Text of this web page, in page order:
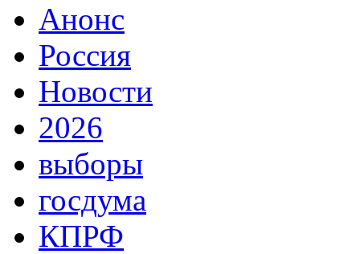
Анонс
Россия
Новости
2026
выборы
госдума
КПРФ